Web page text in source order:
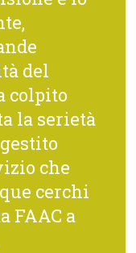
del
colpito
la serietà
che
cerchi
FAAC a